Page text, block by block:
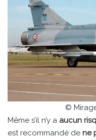
©
Même s’il n’y a aucun
est recommandé de ne